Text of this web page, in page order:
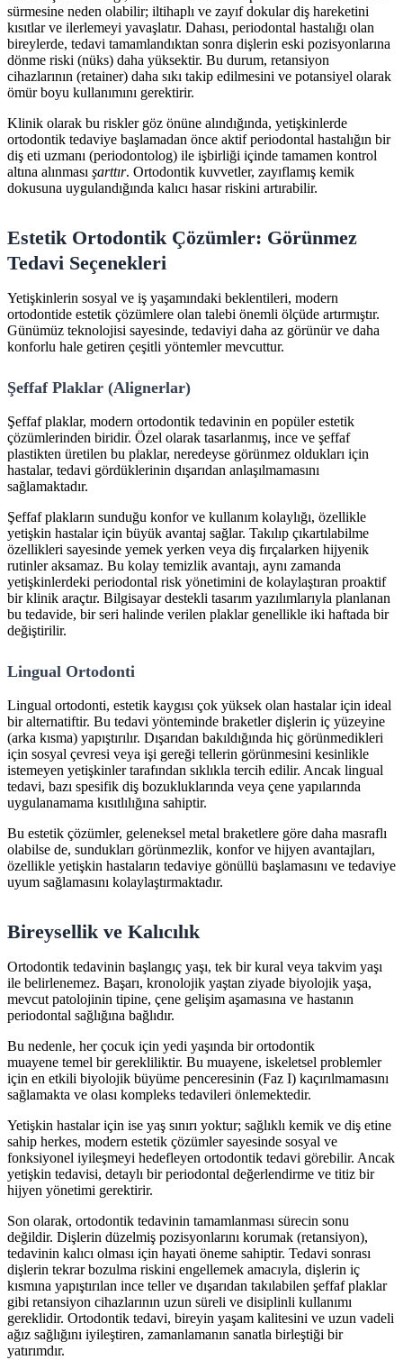
sürmesine neden olabilir; iltihaplı ve zayıf dokular diş hareketini
kısıtlar ve ilerlemeyi yavaşlatır. Dahası, periodontal hastalığı olan
bireylerde, tedavi tamamlandıktan sonra dişlerin eski pozisyonlarına
dönme riski (nüks) daha yüksektir. Bu durum, retansiyon
cihazlarının (retainer) daha sıkı takip edilmesini ve potansiyel olarak
ömür boyu kullanımını gerektirir.
Klinik olarak bu riskler göz önüne alındığında, yetişkinlerde
ortodontik tedaviye başlamadan önce aktif periodontal hastalığın bir
diş eti uzmanı (periodontolog) ile işbirliği içinde tamamen kontrol
altına alınması şarttır. Ortodontik kuvvetler, zayıflamış kemik
dokusuna uygulandığında kalıcı hasar riskini artırabilir.
Estetik Ortodontik Çözümler: Görünmez
Tedavi Seçenekleri
Yetişkinlerin sosyal ve iş yaşamındaki beklentileri, modern
ortodontide estetik çözümlere olan talebi önemli ölçüde artırmıştır.
Günümüz teknolojisi sayesinde, tedaviyi daha az görünür ve daha
konforlu hale getiren çeşitli yöntemler mevcuttur.
Şeffaf Plaklar (Alignerlar)
Şeffaf plaklar, modern ortodontik tedavinin en popüler estetik
çözümlerinden biridir. Özel olarak tasarlanmış, ince ve şeffaf
plastikten üretilen bu plaklar, neredeyse görünmez oldukları için
hastalar, tedavi gördüklerinin dışarıdan anlaşılmamasını
sağlamaktadır.
Şeffaf plakların sunduğu konfor ve kullanım kolaylığı, özellikle
yetişkin hastalar için büyük avantaj sağlar. Takılıp çıkartılabilme
özellikleri sayesinde yemek yerken veya diş fırçalarken hijyenik
rutinler aksamaz. Bu kolay temizlik avantajı, aynı zamanda
yetişkinlerdeki periodontal risk yönetimini de kolaylaştıran proaktif
bir klinik araçtır. Bilgisayar destekli tasarım yazılımlarıyla planlanan
bu tedavide, bir seri halinde verilen plaklar genellikle iki haftada bir
değiştirilir.
Lingual Ortodonti
Lingual ortodonti, estetik kaygısı çok yüksek olan hastalar için ideal
bir alternatiftir. Bu tedavi yönteminde braketler dişlerin iç yüzeyine
(arka kısma) yapıştırılır. Dışarıdan bakıldığında hiç görünmedikleri
için sosyal çevresi veya işi gereği tellerin görünmesini kesinlikle
istemeyen yetişkinler tarafından sıklıkla tercih edilir. Ancak lingual
tedavi, bazı spesifik diş bozukluklarında veya çene yapılarında
uygulanamama kısıtlılığına sahiptir.
Bu estetik çözümler, geleneksel metal braketlere göre daha masraflı
olabilse de, sundukları görünmezlik, konfor ve hijyen avantajları,
özellikle yetişkin hastaların tedaviye gönüllü başlamasını ve tedaviye
uyum sağlamasını kolaylaştırmaktadır.
Bireysellik ve Kalıcılık
Ortodontik tedavinin başlangıç yaşı, tek bir kural veya takvim yaşı
ile belirlenemez. Başarı, kronolojik yaştan ziyade biyolojik yaşa,
mevcut patolojinin tipine, çene gelişim aşamasına ve hastanın
periodontal sağlığına bağlıdır.
Bu nedenle, her çocuk için yedi yaşında bir ortodontik
muayene temel bir gerekliliktir. Bu muayene, iskeletsel problemler
için en etkili biyolojik büyüme penceresinin (Faz I) kaçırılmamasını
sağlamakta ve olası kompleks tedavileri önlemektedir.
Yetişkin hastalar için ise yaş sınırı yoktur; sağlıklı kemik ve diş etine
sahip herkes, modern estetik çözümler sayesinde sosyal ve
fonksiyonel iyileşmeyi hedefleyen ortodontik tedavi görebilir. Ancak
yetişkin tedavisi, detaylı bir periodontal değerlendirme ve titiz bir
hijyen yönetimi gerektirir.
Son olarak, ortodontik tedavinin tamamlanması sürecin sonu
değildir. Dişlerin düzelmiş pozisyonlarını korumak (retansiyon),
tedavinin kalıcı olması için hayati öneme sahiptir. Tedavi sonrası
dişlerin tekrar bozulma riskini engellemek amacıyla, dişlerin iç
kısmına yapıştırılan ince teller ve dışarıdan takılabilen şeffaf plaklar
gibi retansiyon cihazlarının uzun süreli ve disiplinli kullanımı
gereklidir. Ortodontik tedavi, bireyin yaşam kalitesini ve uzun vadeli
ağız sağlığını iyileştiren, zamanlamanın sanatla birleştiği bir
yatırımdır.